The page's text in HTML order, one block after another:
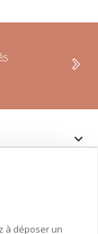
à déposer un
keyboard_arrow_down